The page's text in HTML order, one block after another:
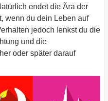
endet die Ära der
wenn du dein Leben auf
jedoch lenkst du die
und die
oder später darauf